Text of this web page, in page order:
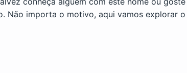
Não importa o motivo, aqui vamos explorar o